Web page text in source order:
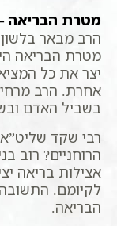
מטרת הבריאה
הרב מבאר בלשון
מטרת הבריאה
יצר את כל
אחרת. הרב
בשביל האדם
רבי שקד
הרוחניים? רוב
אצילות בריאה
לקיומם.
הבריאה.